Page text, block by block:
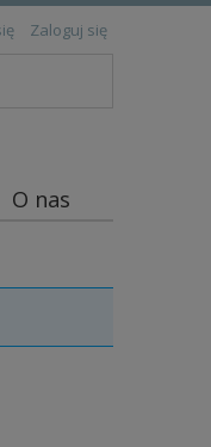
Zaloguj się
O nas